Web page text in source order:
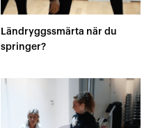
Ländryggssmärta när du
springer?